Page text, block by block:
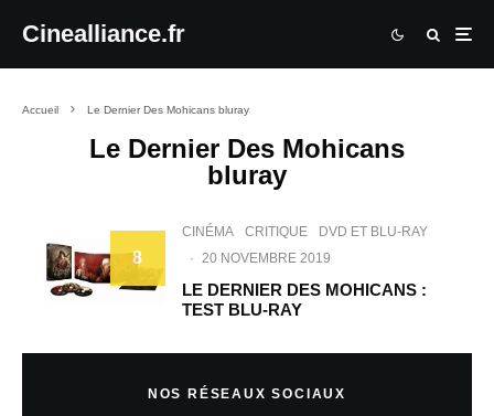
Cinealliance.fr
Accueil Le Dernier Des Mohicans bluray
Le Dernier Des Mohicans
bluray
8
CINÉMA CRITIQUE
DVD ET BLU-RAY
· 20 NOVEMBRE 2019
LE DERNIER DES MOHICANS :
TEST BLU-RAY
NOS RÉSEAUX SOCIAUX